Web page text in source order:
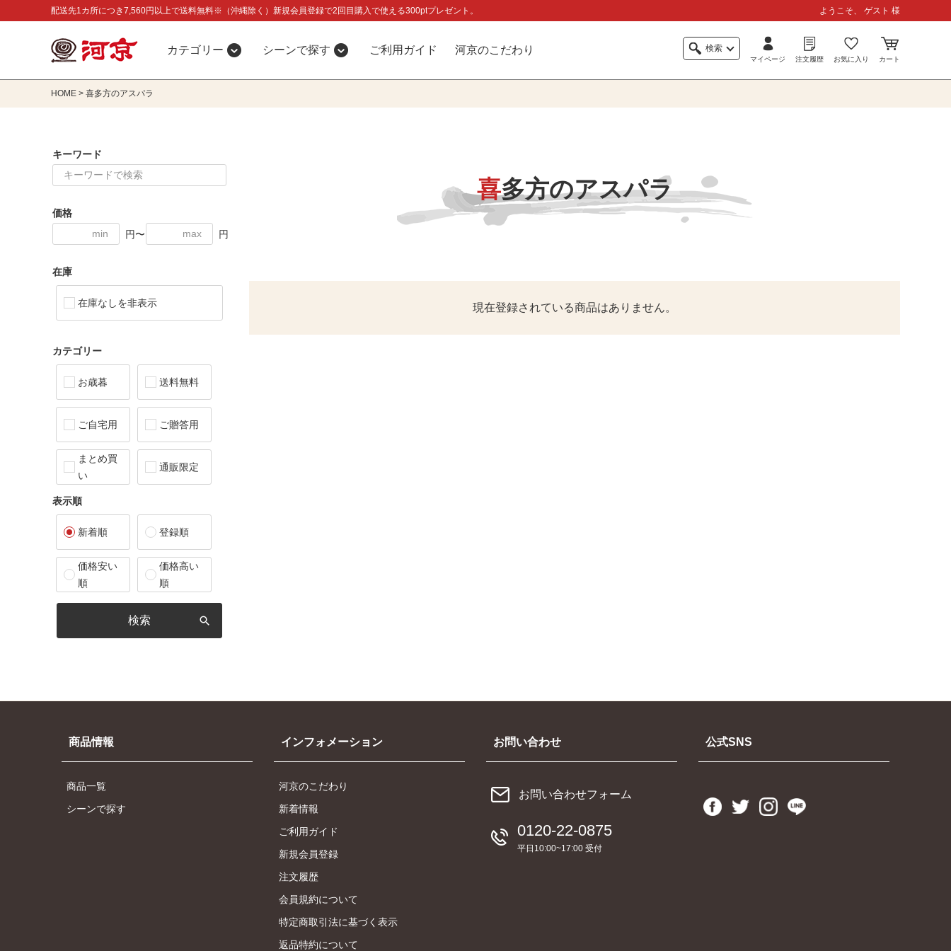
配送先1カ所につき7,560円以上で送料無料※（沖縄除く）新規会員登録で2回目購入で使える300ptプレゼント。 ようこそ、 ゲスト 様
カテゴリー シーンで探す ご利用ガイド 河京のこだわり 検索
マイページ 注文履歴 お気に入り カート
HOME 喜多方のアスパラ
キーワード
価格
円〜
円
在庫
在庫なしを非表示
カテゴリー
お歳暮 送料無料
ご自宅用 ご贈答用
まとめ買
い
通販限定
表示順
新着順 登録順
価格安い
順
価格高い
順
検索
喜多方のアスパラ
現在登録されている商品はありません。
商品情報
商品一覧
シーンで探す
インフォメーション
河京のこだわり
新着情報
ご利用ガイド
新規会員登録
注文履歴
会員規約について
特定商取引法に基づく表示
返品特約について
お問い合わせ
お問い合わせフォーム
0120-22-0875
平日10:00~17:00 受付
公式SNS